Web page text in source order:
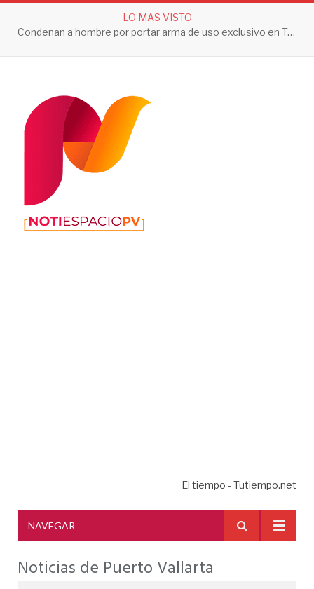
LO MAS VISTO
Condenan a hombre por portar arma de uso exclusivo en Tepic
El tiempo - Tutiempo.net
NAVEGAR
Noticias de Puerto Vallarta